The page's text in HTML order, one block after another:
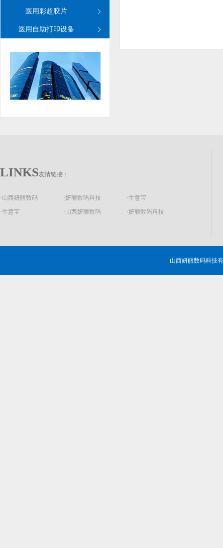
医用彩超胶片
医用自助打印设备
LINKS友情链接：
·山西妍丽数码 ·妍丽数码科技
·生意宝
·生意宝
·山西妍丽数码 ·妍丽数码科技
山西妍丽数码科技